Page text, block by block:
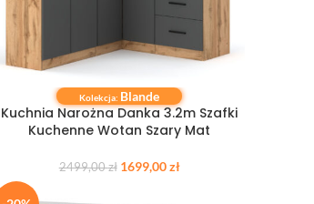
DODAJ DO KOSZYKA
Kolekcja: Blande
Kuchnia Narożna Danka 3.2m Szafki
Kuchenne Wotan Szary Mat
2499,00zł 1699,00zł